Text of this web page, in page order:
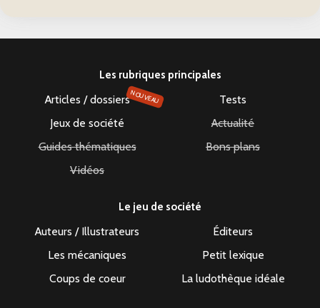
Les rubriques principales
Articles / dossiersNOUVEAU
Tests
Jeux de société
Actualité
Guides thématiques
Bons plans
Vidéos
Le jeu de société
Auteurs / Illustrateurs
Éditeurs
Les mécaniques
Petit lexique
Coups de coeur
La ludothèque idéale